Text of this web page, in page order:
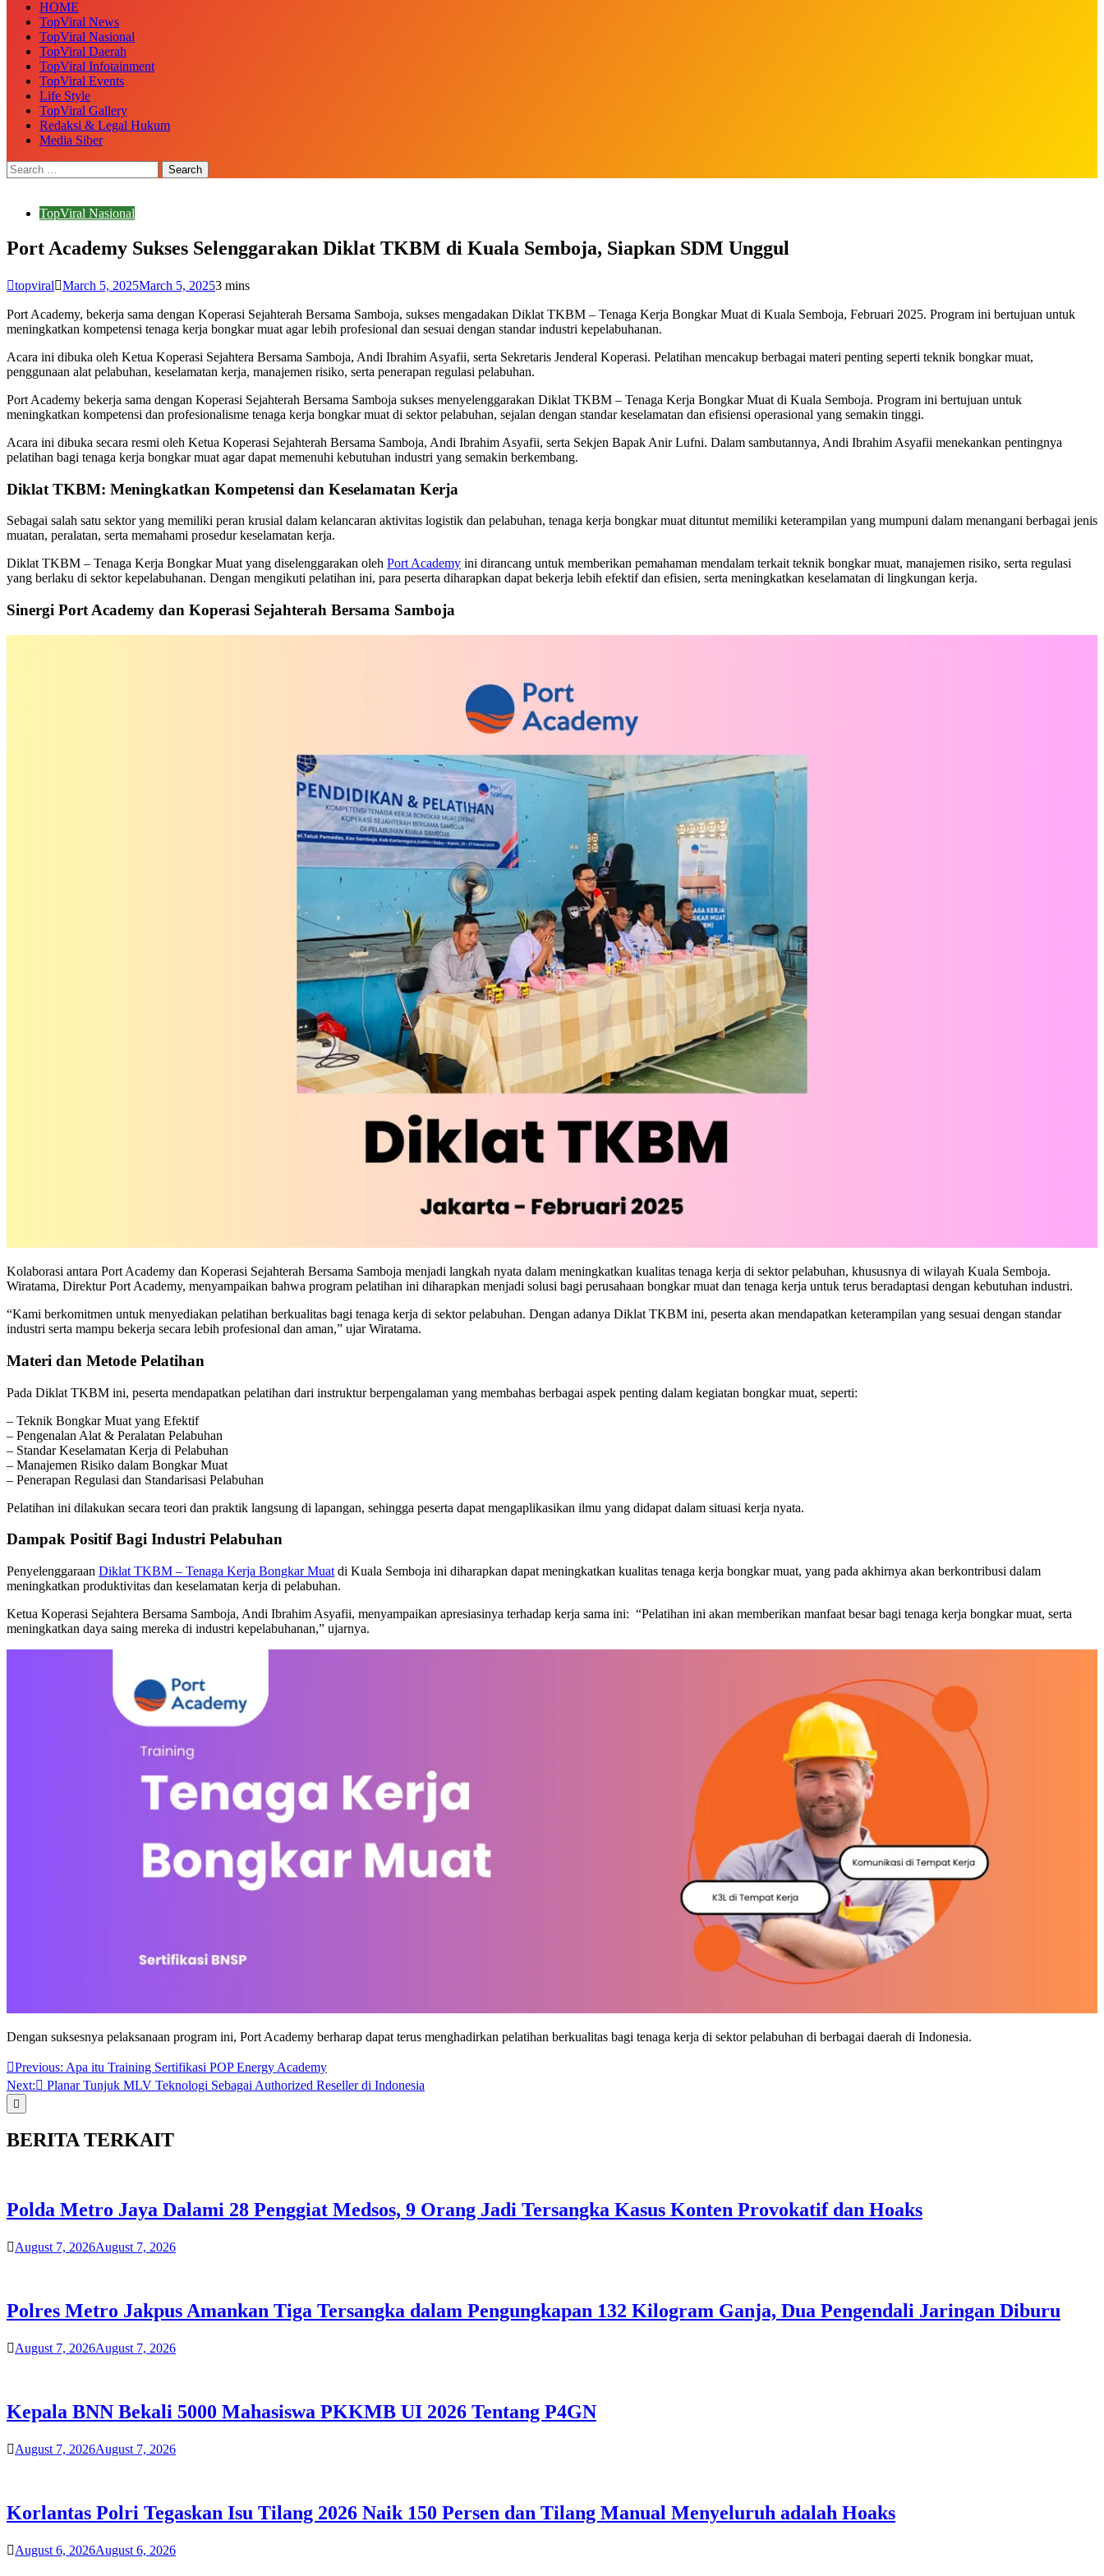
HOME
TopViral News
TopViral Nasional
TopViral Daerah
TopViral Infotainment
TopViral Events
Life Style
TopViral Gallery
Redaksi & Legal Hukum
Media Siber
TopViral Nasional
Port Academy Sukses Selenggarakan Diklat TKBM di Kuala Semboja, Siapkan SDM Unggul
topviral March 5, 2025March 5, 20253 mins
Port Academy, bekerja sama dengan Koperasi Sejahterah Bersama Samboja, sukses mengadakan Diklat TKBM – Tenaga Kerja Bongkar Muat di Kuala Semboja, Februari 2025. Program ini bertujuan untuk
meningkatkan kompetensi tenaga kerja bongkar muat agar lebih profesional dan sesuai dengan standar industri kepelabuhanan.
Acara ini dibuka oleh Ketua Koperasi Sejahtera Bersama Samboja, Andi Ibrahim Asyafii, serta Sekretaris Jenderal Koperasi. Pelatihan mencakup berbagai materi penting seperti teknik bongkar muat,
penggunaan alat pelabuhan, keselamatan kerja, manajemen risiko, serta penerapan regulasi pelabuhan.
Port Academy bekerja sama dengan Koperasi Sejahterah Bersama Samboja sukses menyelenggarakan Diklat TKBM – Tenaga Kerja Bongkar Muat di Kuala Semboja. Program ini bertujuan untuk
meningkatkan kompetensi dan profesionalisme tenaga kerja bongkar muat di sektor pelabuhan, sejalan dengan standar keselamatan dan efisiensi operasional yang semakin tinggi.
Acara ini dibuka secara resmi oleh Ketua Koperasi Sejahterah Bersama Samboja, Andi Ibrahim Asyafii, serta Sekjen Bapak Anir Lufni. Dalam sambutannya, Andi Ibrahim Asyafii menekankan pentingnya
pelatihan bagi tenaga kerja bongkar muat agar dapat memenuhi kebutuhan industri yang semakin berkembang.
Diklat TKBM: Meningkatkan Kompetensi dan Keselamatan Kerja
Sebagai salah satu sektor yang memiliki peran krusial dalam kelancaran aktivitas logistik dan pelabuhan, tenaga kerja bongkar muat dituntut memiliki keterampilan yang mumpuni dalam menangani berbagai jenis
muatan, peralatan, serta memahami prosedur keselamatan kerja.
Diklat TKBM – Tenaga Kerja Bongkar Muat yang diselenggarakan oleh Port Academy ini dirancang untuk memberikan pemahaman mendalam terkait teknik bongkar muat, manajemen risiko, serta regulasi
yang berlaku di sektor kepelabuhanan. Dengan mengikuti pelatihan ini, para peserta diharapkan dapat bekerja lebih efektif dan efisien, serta meningkatkan keselamatan di lingkungan kerja.
Sinergi Port Academy dan Koperasi Sejahterah Bersama Samboja
Kolaborasi antara Port Academy dan Koperasi Sejahterah Bersama Samboja menjadi langkah nyata dalam meningkatkan kualitas tenaga kerja di sektor pelabuhan, khususnya di wilayah Kuala Semboja.
Wiratama, Direktur Port Academy, menyampaikan bahwa program pelatihan ini diharapkan menjadi solusi bagi perusahaan bongkar muat dan tenaga kerja untuk terus beradaptasi dengan kebutuhan industri.
“Kami berkomitmen untuk menyediakan pelatihan berkualitas bagi tenaga kerja di sektor pelabuhan. Dengan adanya Diklat TKBM ini, peserta akan mendapatkan keterampilan yang sesuai dengan standar
industri serta mampu bekerja secara lebih profesional dan aman,” ujar Wiratama.
Materi dan Metode Pelatihan
Pada Diklat TKBM ini, peserta mendapatkan pelatihan dari instruktur berpengalaman yang membahas berbagai aspek penting dalam kegiatan bongkar muat, seperti:
– Teknik Bongkar Muat yang Efektif
– Pengenalan Alat & Peralatan Pelabuhan
– Standar Keselamatan Kerja di Pelabuhan
– Manajemen Risiko dalam Bongkar Muat
– Penerapan Regulasi dan Standarisasi Pelabuhan
Pelatihan ini dilakukan secara teori dan praktik langsung di lapangan, sehingga peserta dapat mengaplikasikan ilmu yang didapat dalam situasi kerja nyata.
Dampak Positif Bagi Industri Pelabuhan
Penyelenggaraan Diklat TKBM – Tenaga Kerja Bongkar Muat di Kuala Semboja ini diharapkan dapat meningkatkan kualitas tenaga kerja bongkar muat, yang pada akhirnya akan berkontribusi dalam
meningkatkan produktivitas dan keselamatan kerja di pelabuhan.
Ketua Koperasi Sejahtera Bersama Samboja, Andi Ibrahim Asyafii, menyampaikan apresiasinya terhadap kerja sama ini: “Pelatihan ini akan memberikan manfaat besar bagi tenaga kerja bongkar muat, serta
meningkatkan daya saing mereka di industri kepelabuhanan,” ujarnya.
Dengan suksesnya pelaksanaan program ini, Port Academy berharap dapat terus menghadirkan pelatihan berkualitas bagi tenaga kerja di sektor pelabuhan di berbagai daerah di Indonesia.
Post
navigation
Previous: Apa itu Training Sertifikasi POP Energy Academy
Next:
Planar Tunjuk MLV Teknologi Sebagai Authorized Reseller di Indonesia
BERITA TERKAIT
Polda Metro Jaya Dalami 28 Penggiat Medsos, 9 Orang Jadi Tersangka Kasus Konten Provokatif dan Hoaks
August 7, 2026August 7, 2026
Polres Metro Jakpus Amankan Tiga Tersangka dalam Pengungkapan 132 Kilogram Ganja, Dua Pengendali Jaringan Diburu
August 7, 2026August 7, 2026
Kepala BNN Bekali 5000 Mahasiswa PKKMB UI 2026 Tentang P4GN
August 7, 2026August 7, 2026
Korlantas Polri Tegaskan Isu Tilang 2026 Naik 150 Persen dan Tilang Manual Menyeluruh adalah Hoaks
August 6, 2026August 6, 2026